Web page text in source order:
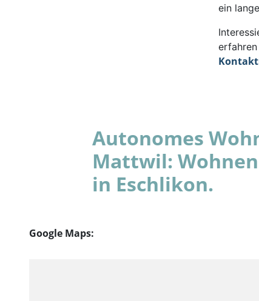
ein
Autonomes
Mattwil:
in Eschlikon.
Google Maps: